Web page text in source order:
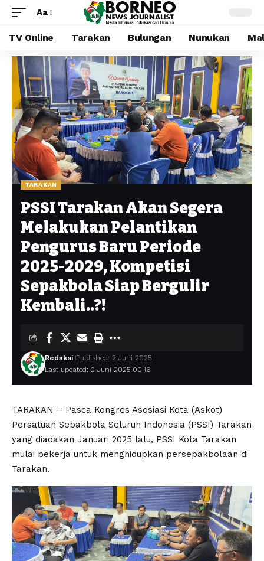
Aa
TV Online Tarakan Bulungan Nunukan
TARAKAN
PSSI Tarakan Akan Segera
Melakukan Pelantikan
Pengurus Baru Periode
2025-2029, Kompetisi
Sepakbola Siap Bergulir
Kembali..?!
Last updated: 2 Juni 2025 00:16
Redaksi Published: 2 Juni 2025
TARAKAN – Pasca Kongres Asosiasi Kota (Askot)
Persatuan Sepakbola Seluruh Indonesia (PSSI) Tarakan
yang diadakan Januari 2025 lalu, PSSI Kota Tarakan
mulai bekerja untuk menghidupkan persepakbolaan di
Tarakan.